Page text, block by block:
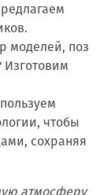
моделей, поз
чтобы
сохраняя
атмосферу